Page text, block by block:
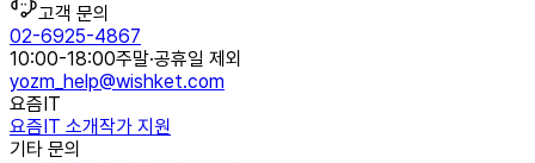
고객 문의
02-6925-4867
10:00-18:00주말·공휴일 제외
yozm_help@wishket.com
요즘IT
요즘IT 소개작가 지원
기타 문의